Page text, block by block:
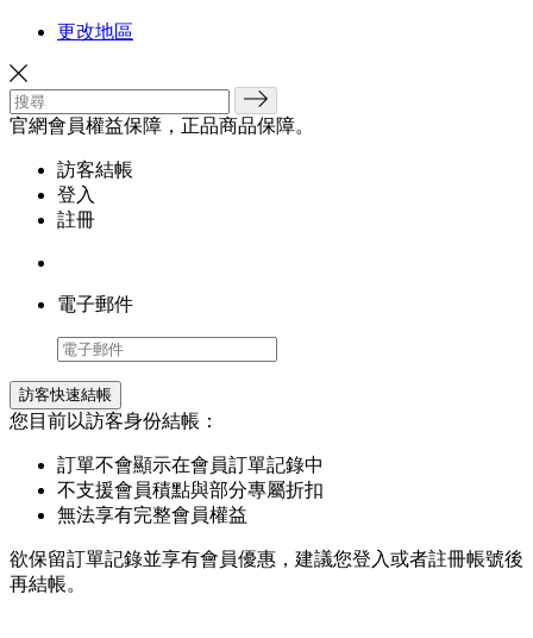
更改地區
官網會員權益保障，正品商品保障。
訪客結帳
登入
註冊
電子郵件
訪客快速結帳
您目前以訪客身份結帳：
訂單不會顯示在會員訂單記錄中
不支援會員積點與部分專屬折扣
無法享有完整會員權益
欲保留訂單記錄並享有會員優惠，建議您登入或者註冊帳號後
再結帳。